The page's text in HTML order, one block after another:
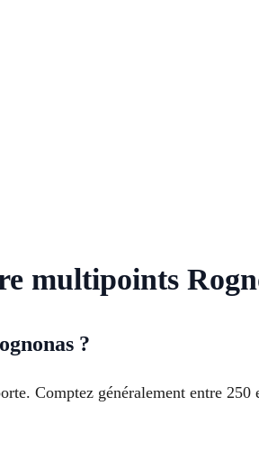
multipoints
?
Comptez généralement entre 250